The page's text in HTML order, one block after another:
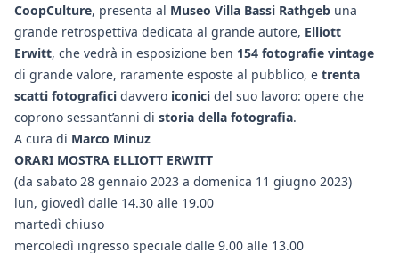
CoopCulture, presenta al Museo Villa Bassi Rathgeb una
grande retrospettiva dedicata al grande autore, Elliott
Erwitt, che vedrà in esposizione ben 154 fotografie vintage
di grande valore, raramente esposte al pubblico, e trenta
scatti fotografici davvero iconici del suo lavoro: opere che
coprono sessant’anni di storia della fotografia.
A cura di Marco Minuz
ORARI MOSTRA ELLIOTT ERWITT
(da sabato 28 gennaio 2023 a domenica 11 giugno 2023)
lun, giovedì dalle 14.30 alle 19.00
martedì chiuso
mercoledì ingresso speciale dalle 9.00 alle 13.00